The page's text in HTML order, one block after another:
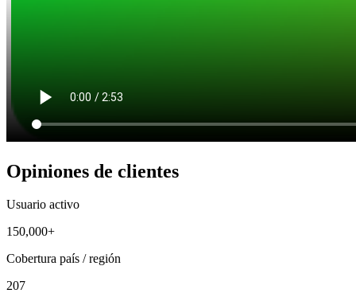
Opiniones de clientes
Usuario activo
150,000+
Cobertura país / región
207